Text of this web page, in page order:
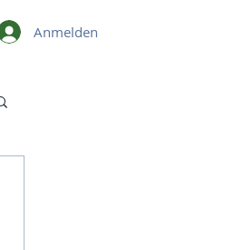
Anmelden